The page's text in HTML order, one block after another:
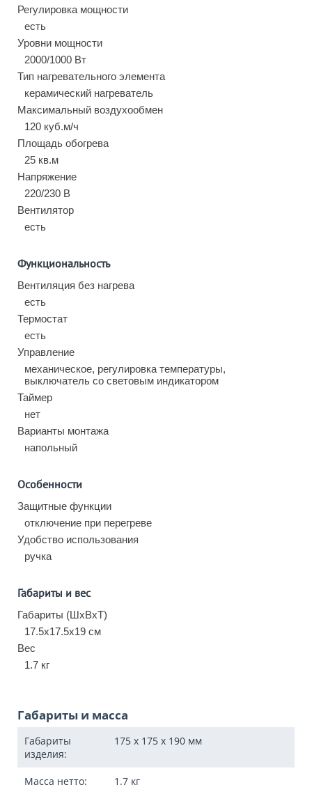
Регулировка мощности
есть
Уровни мощности
2000/1000 Вт
Тип нагревательного элемента
керамический нагреватель
Максимальный воздухообмен
120 куб.м/ч
Площадь обогрева
25 кв.м
Напряжение
220/230 В
Вентилятор
есть
Функциональность
Вентиляция без нагрева
есть
Термостат
есть
Управление
механическое, регулировка температуры,
выключатель со световым индикатором
Таймер
нет
Варианты монтажа
напольный
Особенности
Защитные функции
отключение при перегреве
Удобство использования
ручка
Габариты и вес
Габариты (ШхВхТ)
17.5x17.5x19 см
Вес
1.7 кг
Габариты и масса
Габариты
изделия:
175 x 175 x 190 мм
Масса нетто: 1.7 кг